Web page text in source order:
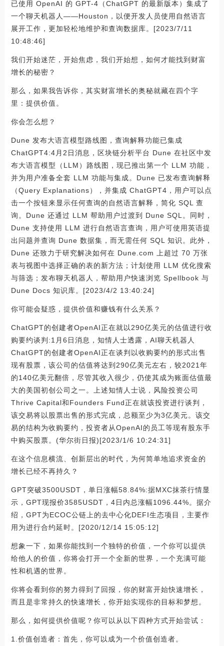
已使用 OpenAI 的 GPT-4（ChatGPT 的最新版本）集成了
一个聊天机器人——Houston，以便开发人员使用自然语言
展开工作，更加轻松地维护和查询数据库。[2023/7/11
10:48:46]
我们开始迷茫，开始焦虑，我们开始想，如何才能找到财富
增长的秘密？
那么，如果我告诉你，其实财富增长的奥秘就藏在四个字
里：提供价值。
你会怎么想？
Dune 发布大语言模型路线图，查询解释功能已集成
ChatGPT4:4月2日消息，区块链分析平台 Dune 在社区中发
布大语言模型（LLM）路线图，现已推出第一个 LLM 功能，
并为用户准备全套 LLM 功能与集成。Dune 已发布查询解释
（Query Explanations），并集成 ChatGPT4，用户可以点
击一个按钮来显示任何查询的自然语言解释，简化 SQL 查
询。Dune 还通过 LLM 帮助用户过渡到 Dune SQL。同时，
Dune 支持使用 LLM 进行自然语言查询，用户可使用英语提
出问题并查询 Dune 数据集，而无需任何 SQL 知识。此外，
Dune 还致力于研究解决如何在 Dune.com 上超过 70 万张
表与视图中选择正确的表的新方法；计划使用 LLM 优化搜索
与筛选；发布聊天机器人，帮助用户快速浏览 Spellbook 与
Dune Docs 知识库。[2023/4/2 13:40:24]
你可能会疑惑，提供价值和赚钱有什么关系？
ChatGPT的创建者OpenAI正在就以290亿美元的估值进行收
购要约谈判:1月6日消息，知情人士透露，AI聊天机器人
ChatGPT的创建者OpenAI正在谈判以收购要约的形式出售
现有股票，该公司的估值将达到290亿美元左右，较2021年
的140亿美元翻倍，尽管其收入很少，仍使其成为账面估值最
大的美国初创公司之一。上述知情人士说，风险投资公司
Thrive Capital和Founders Fund正在就该投资进行谈判，
该交易将以股票出售的形式完成，总额至少为3亿美元。该交
易的结构为收购要约，投资者从OpenAI的员工等现有股东手
中购买股票。(华尔街日报)[2023/1/6 10:24:31]
在这个信息横流、创新层出的时代，为何简单地追求资金的
增长已经不再持久？
GPT突破3500USDT，单日涨幅58.84%:据MXC抹茶行情显
示，GPT现报价3585USDT，4日内总涨幅1096.44%。据介
绍，GPT为ECOC公链上的去中心化DEFI生态项目，主要作
用为进行合约延时。[2020/12/14 15:05:12]
想象一下，如果你能找到一个独特的价值，一个你可以提供
给他人的价值，你将会打开一个全新的世界，一个充满可能
性和机遇的世界。
你将会看到你的努力得到了回报，你的财富开始快速增长，
而且是非常持久的快速增长，你开始实现你的目标和梦想。
那么，如何提供价值呢？你可以从以下四种方式开始尝试：
1.价值创造者：首先，你可以成为一个价值创造者。